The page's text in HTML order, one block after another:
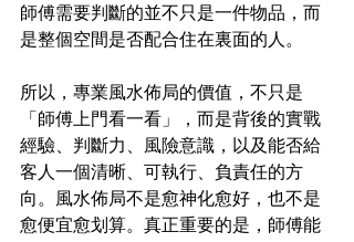
師傅需要判斷的並不只是一件物品，而
是整個空間是否配合住在裏面的人。
所以，專業風水佈局的價值，不只是
「師傅上門看一看」，而是背後的實戰
經驗、判斷力、風險意識，以及能否給
客人一個清晰、可執行、負責任的方
向。風水佈局不是愈神化愈好，也不是
愈便宜愈划算。真正重要的是，師傅能